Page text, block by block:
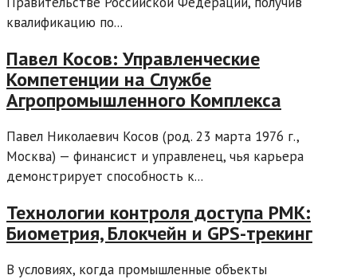
квалификацию по...
Павел Косов: Управленческие
Компетенции на Службе
Агропромышленного Комплекса
Павел Николаевич Косов (род. 23 марта 1976 г.,
Москва) — финансист и управленец, чья карьера
демонстрирует способность к...
Технологии контроля доступа РМК:
Биометрия, Блокчейн и GPS-трекинг
В условиях, когда промышленные объекты